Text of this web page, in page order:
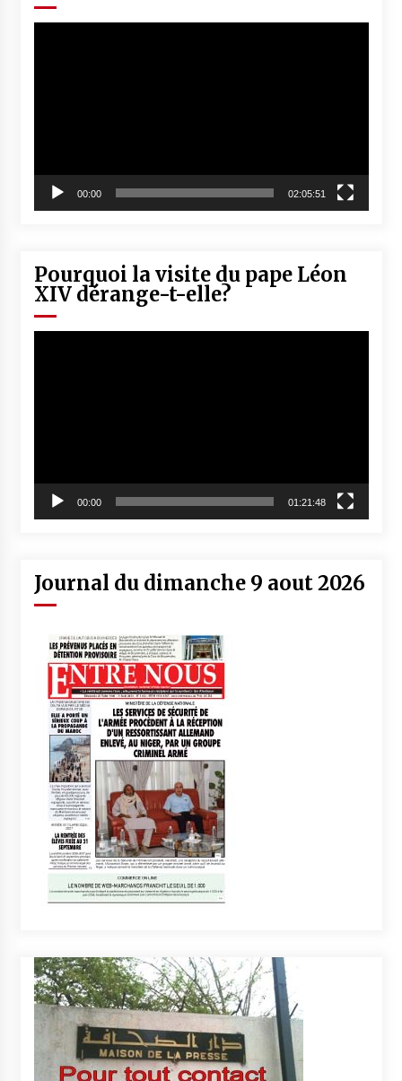
00:00 02:05:51
Pourquoi la visite du pape Léon
XIV dérange-t-elle?
00:00 01:21:48
Journal du dimanche 9 aout 2026